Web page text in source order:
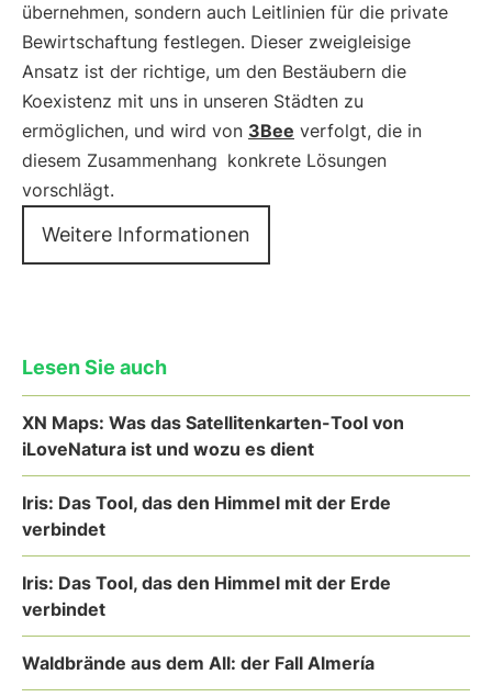
übernehmen, sondern auch Leitlinien für die private
Bewirtschaftung festlegen. Dieser zweigleisige
Ansatz ist der richtige, um den Bestäubern die
Koexistenz mit uns in unseren Städten zu
ermöglichen, und wird von 3Bee verfolgt, die in
diesem Zusammenhang konkrete Lösungen
vorschlägt.
Weitere Informationen
Lesen Sie auch
XN Maps: Was das Satellitenkarten-Tool von
iLoveNatura ist und wozu es dient
Iris: Das Tool, das den Himmel mit der Erde
verbindet
Iris: Das Tool, das den Himmel mit der Erde
verbindet
Waldbrände aus dem All: der Fall Almería